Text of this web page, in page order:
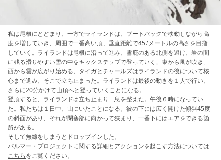
私は尾根にとどまり、一方でライランドは、ブートパックで移動しながら高
度を増していき、周囲で一番高い頂、垂直距離で457メートルの高さを目指
していく。ライランドは尾根に沿って進み、雪庇のある北側を避け、岩の間
に残る滑りやすい雪の中をキックステップで登っていく。東から風が吹き、
西から雲が広がり始める。タイガとチャールズはライランドの後について核
心まで進み、そこで立ち止まった。ライランドは最後の動きを１人で行い、
さらに20分かけて山頂へと登っていくことになる。
登頂すると、ライランドは立ち止まり、息を整えた。午後６時になってい
た。私たちは１日中、山にいたことになる。彼の下には広く開けた傾斜45度
の斜面があり、それが閉塞部に向かって狭まり、一番下にはエアをできる箇
所がある。
そして無線をしまうとドロップインした。
パルマー・プロジェクトに関する詳細とアクションを起こす方法については
こちらをご覧ください。